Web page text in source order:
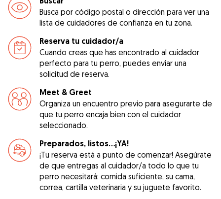
Busca por código postal o dirección para ver una
lista de cuidadores de confianza en tu zona.
Reserva tu cuidador/a
Cuando creas que has encontrado al cuidador
perfecto para tu perro, puedes enviar una
solicitud de reserva.
Meet & Greet
Organiza un encuentro previo para asegurarte de
que tu perro encaja bien con el cuidador
seleccionado.
Preparados, listos...¡YA!
¡Tu reserva está a punto de comenzar! Asegúrate
de que entregas al cuidador/a todo lo que tu
perro necesitará: comida suficiente, su cama,
correa, cartilla veterinaria y su juguete favorito.